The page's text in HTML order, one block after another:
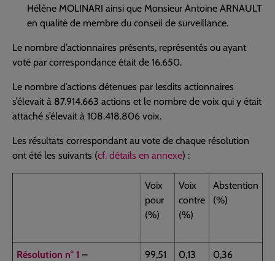
Hélène MOLINARI ainsi que Monsieur Antoine ARNAULT
en qualité de membre du conseil de surveillance.
Le nombre d’actionnaires présents, représentés ou ayant
voté par correspondance était de 16.650.
Le nombre d’actions détenues par lesdits actionnaires
s’élevait à 87.914.663 actions et le nombre de voix qui y était
attaché s’élevait à 108.418.806 voix.
Les résultats correspondant au vote de chaque résolution
ont été les suivants (cf. détails en annexe) :
Voix
pour
(%)
Voix
contre
(%)
Abstention
(%)
Résolution n° 1 –
99,51 0,13 0,36